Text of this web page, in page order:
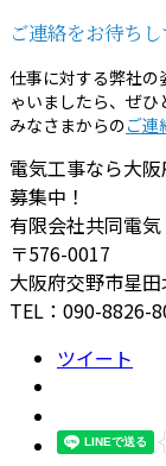
ご連絡をお待ちし
仕事に対する弊社の
ゃいましたら、ぜひ
みなさまからのご連
電気工事なら大
募集中！
有限会社共同電気
〒576-0017
大阪府交野市星
TEL：090-8826-
ツイート